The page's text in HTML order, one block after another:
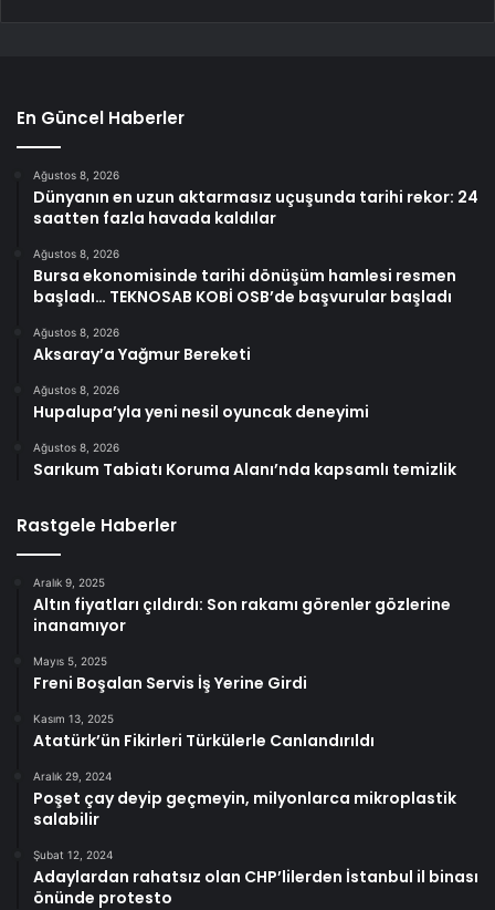
En Güncel Haberler
Ağustos 8, 2026
Dünyanın en uzun aktarmasız uçuşunda tarihi rekor: 24
saatten fazla havada kaldılar
Ağustos 8, 2026
Bursa ekonomisinde tarihi dönüşüm hamlesi resmen
başladı… TEKNOSAB KOBİ OSB’de başvurular başladı
Ağustos 8, 2026
Aksaray’a Yağmur Bereketi
Ağustos 8, 2026
Hupalupa’yla yeni nesil oyuncak deneyimi
Ağustos 8, 2026
Sarıkum Tabiatı Koruma Alanı’nda kapsamlı temizlik
Rastgele Haberler
Aralık 9, 2025
Altın fiyatları çıldırdı: Son rakamı görenler gözlerine
inanamıyor
Mayıs 5, 2025
Freni Boşalan Servis İş Yerine Girdi
Kasım 13, 2025
Atatürk’ün Fikirleri Türkülerle Canlandırıldı
Aralık 29, 2024
Poşet çay deyip geçmeyin, milyonlarca mikroplastik
salabilir
Şubat 12, 2024
Adaylardan rahatsız olan CHP’lilerden İstanbul il binası
önünde protesto